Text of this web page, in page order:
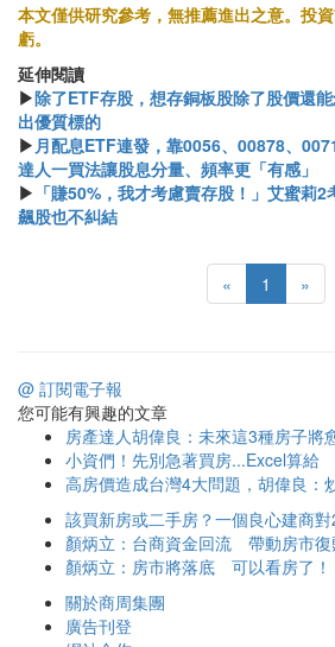
本文僅供研究參考，無推薦進出之意。投
虧。
延伸閱讀
▶除了ETF存股，想存銅板股除了股價還
出優質標的
▶ 月配息ETF連發，靠0056、00878、
達人一買法讓股息分量、頻率更「有感」
▶ 「賺50%，我才考慮賣存股！」艾蜜莉
飆股也不糾結
« 1 »
@ 訂閱電子報
您可能有興趣的文章
房產達人胡偉良：未來這3種房子將
小資們！先別急著買房...Excel算給
高房價造成台灣4大問題，胡偉良：
該買新房或二手房？一個良心建商
顏炳立：台商資金回流 帶動房市復
顏炳立：房市將落底 可以看房了！
關於商周集團
廣告刊登